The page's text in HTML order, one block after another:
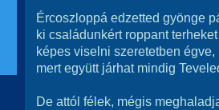
Ércoszloppá edzetted gyönge
ki családunkért roppant terheket
képes viselni szeretetben égve,
mert együtt járhat mindig
De attól félek, mégis